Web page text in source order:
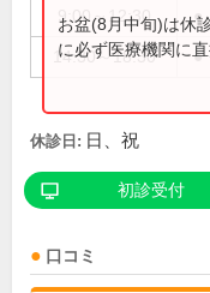
9:00～12:30 ●
14:30～18:30 ●
お盆(8月中旬)は休
に必ず医療機関に
休診日: 日、祝
初診受付
口コミ